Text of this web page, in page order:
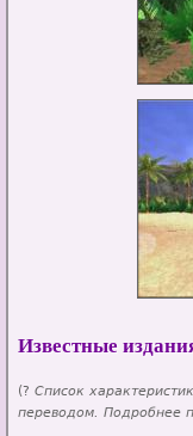
Известные
(? Список
переводом. Подробнее